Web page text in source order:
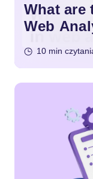
What are
Web
10 min